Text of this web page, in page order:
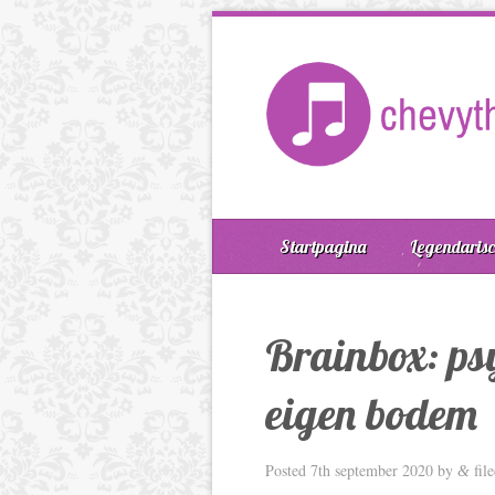
Startpagina
Brainbox:
eigen bodem
Posted 7th september 2020 by &